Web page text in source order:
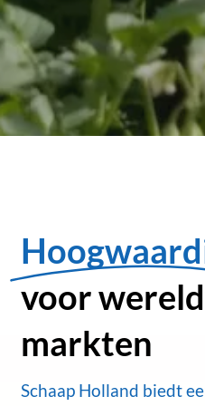
voor
markten
Schaap Holland biedt